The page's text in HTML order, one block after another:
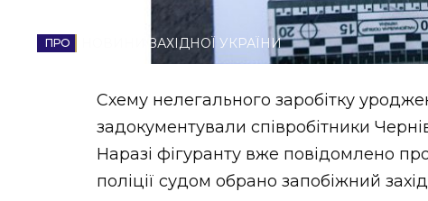
ВІДЕОНОВИНИ ЗАХІДНОЇ УКРАЇНИ
Схему нелегального заробітку
задокументували співробітники
Наразі фігуранту вже повідомлено
поліції судом обрано запобіжний